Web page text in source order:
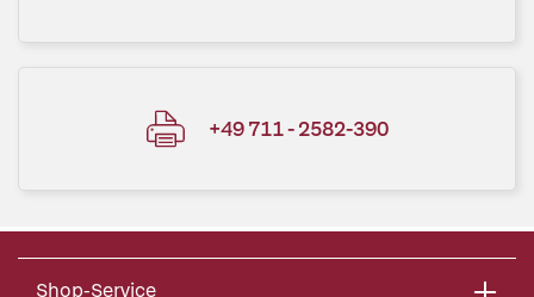
+49 711 - 2582-390
Shop-Service